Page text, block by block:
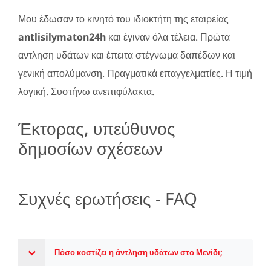
Μου έδωσαν το κινητό του ιδιοκτήτη της εταιρείας
antlisilymaton24h και έγιναν όλα τέλεια. Πρώτα
αντληση υδάτων και έπειτα στέγνωμα δαπέδων και
γενική απολύμανση. Πραγματικά επαγγελματίες. Η τιμή
λογική. Συστήνω ανεπιφύλακτα.
Έκτορας, υπεύθυνος
δημοσίων σχέσεων
Συχνές ερωτήσεις - FAQ
Πόσο κοστίζει η άντληση υδάτων στο Μενίδι;